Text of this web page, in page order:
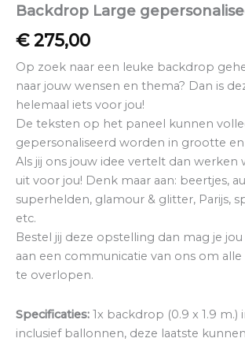
Backdrop Large
€275,00
Op zoek naar een leuke backdrop
naar jouw wensen en thema? Dan is
helemaal iets voor jou!
De teksten op het paneel kunnen
gepersonaliseerd worden in grootte en
Als jij ons jouw idee vertelt dan werken
uit voor jou! Denk maar aan: beertjes,
superhelden, glamour & glitter, Parijs,
etc.
Bestel jij deze opstelling dan mag je
aan een communicatie van ons om alle
te overlopen.
Specificaties: 1x backdrop (0.9 x 1.9
inclusief ballonnen, deze laatste